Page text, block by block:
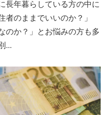
長年暮らしている方の中に
のままでいいのか？」
のか？」とお悩みの方も多
...